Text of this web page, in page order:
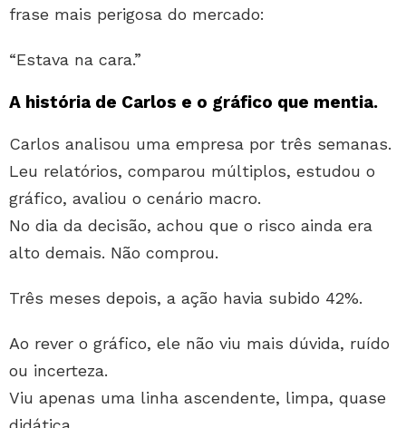
frase mais perigosa do mercado:
“Estava na cara.”
A história de Carlos e o gráfico que mentia.
Carlos analisou uma empresa por três semanas.
Leu relatórios, comparou múltiplos, estudou o
gráfico, avaliou o cenário macro.
No dia da decisão, achou que o risco ainda era
alto demais. Não comprou.
Três meses depois, a ação havia subido 42%.
Ao rever o gráfico, ele não viu mais dúvida, ruído
ou incerteza.
Viu apenas uma linha ascendente, limpa, quase